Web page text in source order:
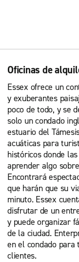
Oficinas de
Essex ofrece un
y exuberantes
poco de todo, y se
solo un condado
estuario del
acuáticas para
históricos donde
aprender algo
Encontrará
que harán que su
minuto. Essex
disfrutar de un
y puede organizar
de la ciudad.
en el condado para
clientes.